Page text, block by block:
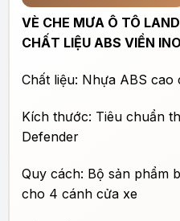
VÈ CHE MƯA Ô TÔ
CHẤT LIỆU ABS VIỀN
Chất liệu: Nhựa ABS cao
Kích thước: Tiêu chuẩn
Defender
Quy cách: Bộ sản phẩm
cho 4 cánh cửa xe